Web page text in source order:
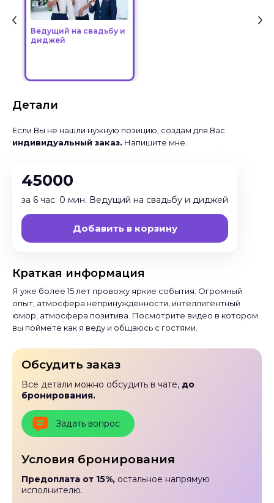
Ведущий на свадьбу и
диджей
Детали
Если Вы не нашли нужную позицию, создам для Вас
индивидуальный заказ. Напишите мне.
45000
за 6 час. 0 мин. Ведущий на свадьбу и диджей
Добавить в корзину
Краткая информация
Я уже более 15 лет провожу яркие события. Огромный
опыт, атмосфера непринужденности, интеллигентный
юмор, атмосфера позитива. Посмотрите видео в котором
вы поймете как я веду и общаюсь с гостями.
Обсудить заказ
Все детали можно обсудить в чате, до
бронирования.
Задать вопрос
Условия бронирования
Предоплата от 15%, остальное напрямую
исполнителю.